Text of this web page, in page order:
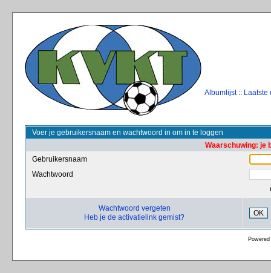
Albumlijst:: Laatste
Voer je gebruikersnaam en wachtwoord in om in te loggen
Waarschuwing: je
Gebruikersnaam
Wachtwoord
Wachtwoord vergeten
Heb je de activatielink gemist?
OK